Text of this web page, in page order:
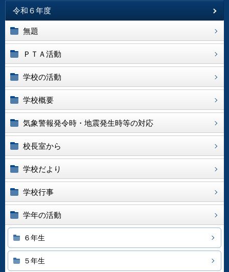
令和６年度
無題
ＰＴＡ活動
学校の活動
学校概要
気象警報発令時・地震発生時等の対応
校長室から
学校だより
学校行事
学年の活動
６年生
５年生